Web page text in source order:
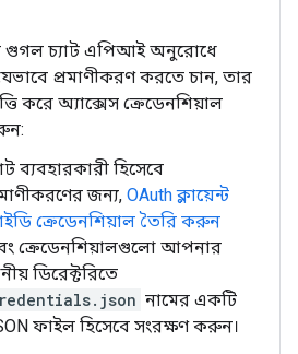
চ্যাট এপিআই অনুরোধে
প্রমাণীকরণ করতে চান, তার
করে অ্যাক্সেস ক্রেডেনশিয়াল
ব্যবহারকারী হিসেবে
জন্য, OAuth ক্লায়েন্ট
ক্রেডেনশিয়াল তৈরি করুন
ক্রেডেনশিয়ালগুলো আপনার
ডিরেক্টরিতে
নামের একটি
ফাইল হিসেবে সংরক্ষণ করুন।